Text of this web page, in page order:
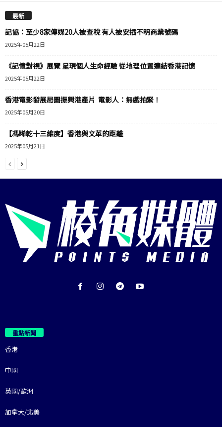
最新
記協：至少8家傳媒20人被查稅 有人被安插不明商業號碼
2025年05月22日
《記憶對視》展覽 呈現個人生命經驗 從地理位置連結香港記憶
2025年05月22日
香港電影發展局圖振興港產片 電影人：無戲拍緊！
2025年05月20日
【馮睎乾十三維度】香港與文革的距離
2025年05月21日
重點新聞
香港
中國
英國/歐洲
加拿大/北美